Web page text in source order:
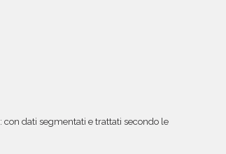
: con dati segmentati e trattati secondo le